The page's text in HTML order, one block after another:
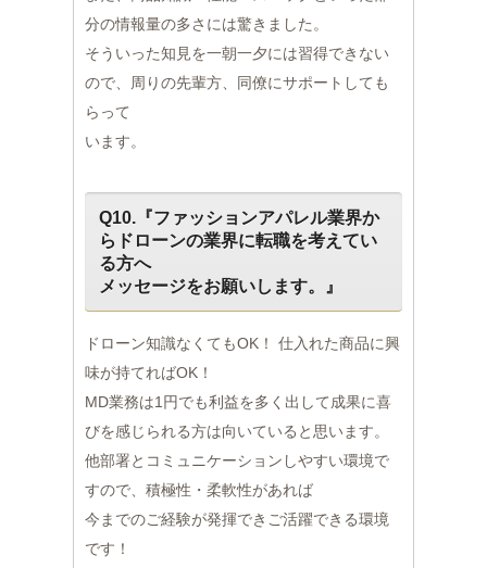
分の情報量の多さには驚きました。
そういった知見を一朝一夕には習得できない
ので、周りの先輩方、同僚にサポートしても
らって
います。
Q10.『ファッションアパレル業界か
らドローンの業界に転職を考えてい
る方へ
メッセージをお願いします。』
ドローン知識なくてもOK！ 仕入れた商品に興
味が持てればOK！
MD業務は1円でも利益を多く出して成果に喜
びを感じられる方は向いていると思います。
他部署とコミュニケーションしやすい環境で
すので、積極性・柔軟性があれば
今までのご経験が発揮できご活躍できる環境
です！